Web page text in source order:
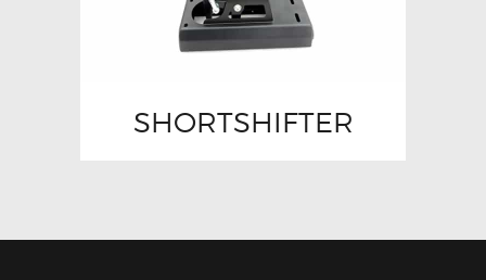
SHORTSHIFTER